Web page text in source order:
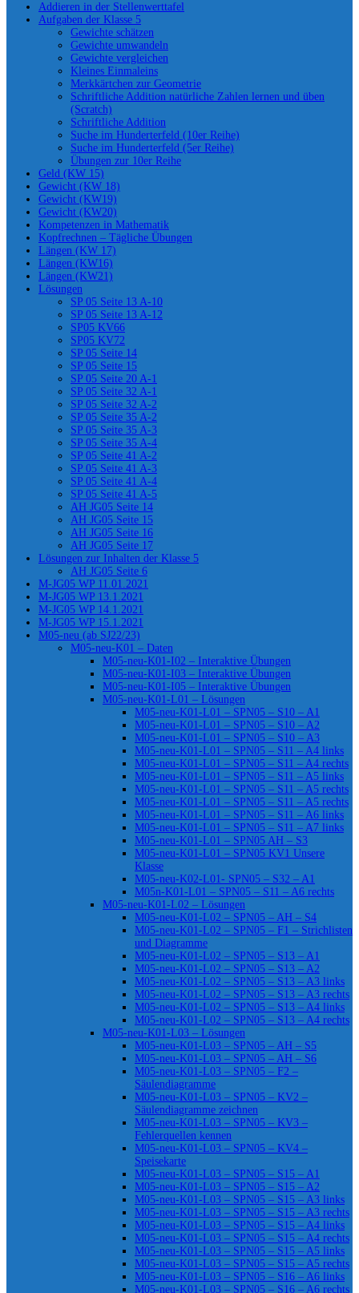
Addieren in der Stellenwerttafel
Aufgaben der Klasse 5
Gewichte schätzen
Gewichte umwandeln
Gewichte vergleichen
Kleines Einmaleins
Merkkärtchen zur Geometrie
Schriftliche Addition natürliche Zahlen lernen und üben
(Scratch)
Schriftliche Addition
Suche im Hunderterfeld (10er Reihe)
Suche im Hunderterfeld (5er Reihe)
Übungen zur 10er Reihe
Geld (KW 15)
Gewicht (KW 18)
Gewicht (KW19)
Gewicht (KW20)
Kompetenzen in Mathematik
Kopfrechnen – Tägliche Übungen
Längen (KW 17)
Längen (KW16)
Längen (KW21)
Lösungen
SP 05 Seite 13 A-10
SP 05 Seite 13 A-12
SP05 KV66
SP05 KV72
SP 05 Seite 14
SP 05 Seite 15
SP 05 Seite 20 A-1
SP 05 Seite 32 A-1
SP 05 Seite 32 A-2
SP 05 Seite 35 A-2
SP 05 Seite 35 A-3
SP 05 Seite 35 A-4
SP 05 Seite 41 A-2
SP 05 Seite 41 A-3
SP 05 Seite 41 A-4
SP 05 Seite 41 A-5
AH JG05 Seite 14
AH JG05 Seite 15
AH JG05 Seite 16
AH JG05 Seite 17
Lösungen zur Inhalten der Klasse 5
AH JG05 Seite 6
M-JG05 WP 11.01.2021
M-JG05 WP 13.1.2021
M-JG05 WP 14.1.2021
M-JG05 WP 15.1.2021
M05-neu (ab SJ22/23)
M05-neu-K01 – Daten
M05-neu-K01-I02 – Interaktive Übungen
M05-neu-K01-I03 – Interaktive Übungen
M05-neu-K01-I05 – Interaktive Übungen
M05-neu-K01-L01 – Lösungen
M05-neu-K01-L01 – SPN05 – S10 – A1
M05-neu-K01-L01 – SPN05 – S10 – A2
M05-neu-K01-L01 – SPN05 – S10 – A3
M05-neu-K01-L01 – SPN05 – S11 – A4 links
M05-neu-K01-L01 – SPN05 – S11 – A4 rechts
M05-neu-K01-L01 – SPN05 – S11 – A5 links
M05-neu-K01-L01 – SPN05 – S11 – A5 rechts
M05-neu-K01-L01 – SPN05 – S11 – A5 rechts
M05-neu-K01-L01 – SPN05 – S11 – A6 links
M05-neu-K01-L01 – SPN05 – S11 – A7 links
M05-neu-K01-L01 – SPN05 AH – S3
M05-neu-K01-L01 – SPN05 KV1 Unsere
Klasse
M05-neu-K02-L01- SPN05 – S32 – A1
M05n-K01-L01 – SPN05 – S11 – A6 rechts
M05-neu-K01-L02 – Lösungen
M05-neu-K01-L02 – SPN05 – AH – S4
M05-neu-K01-L02 – SPN05 – F1 – Strichlisten
und Diagramme
M05-neu-K01-L02 – SPN05 – S13 – A1
M05-neu-K01-L02 – SPN05 – S13 – A2
M05-neu-K01-L02 – SPN05 – S13 – A3 links
M05-neu-K01-L02 – SPN05 – S13 – A3 rechts
M05-neu-K01-L02 – SPN05 – S13 – A4 links
M05-neu-K01-L02 – SPN05 – S13 – A4 rechts
M05-neu-K01-L03 – Lösungen
M05-neu-K01-L03 – SPN05 – AH – S5
M05-neu-K01-L03 – SPN05 – AH – S6
M05-neu-K01-L03 – SPN05 – F2 –
Säulendiagramme
M05-neu-K01-L03 – SPN05 – KV2 –
Säulendiagramme zeichnen
M05-neu-K01-L03 – SPN05 – KV3 –
Fehlerquellen kennen
M05-neu-K01-L03 – SPN05 – KV4 –
Speisekarte
M05-neu-K01-L03 – SPN05 – S15 – A1
M05-neu-K01-L03 – SPN05 – S15 – A2
M05-neu-K01-L03 – SPN05 – S15 – A3 links
M05-neu-K01-L03 – SPN05 – S15 – A3 rechts
M05-neu-K01-L03 – SPN05 – S15 – A4 links
M05-neu-K01-L03 – SPN05 – S15 – A4 rechts
M05-neu-K01-L03 – SPN05 – S15 – A5 links
M05-neu-K01-L03 – SPN05 – S15 – A5 rechts
M05-neu-K01-L03 – SPN05 – S16 – A6 links
M05-neu-K01-L03 – SPN05 – S16 – A6 rechts